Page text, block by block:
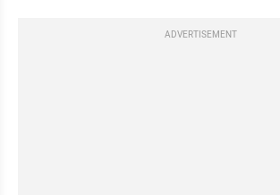
ADVERTISEMENT